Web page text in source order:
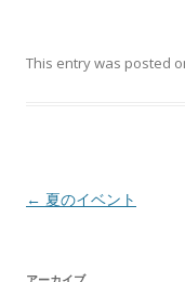
This entry was posted
投
← 夏のイベント